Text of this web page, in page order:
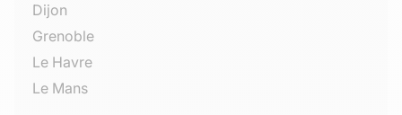
Dijon
Grenoble
Le Havre
Le Mans